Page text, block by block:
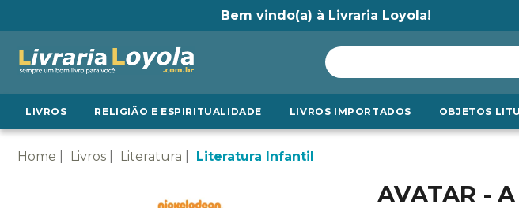
Bem vindo(a) à Livraria Loyola!
LIVROS RELIGIÃO E ESPIRITUALIDADE LIVROS IMPORTADOS OBJETOS
Home Livros Literatura Literatura Infantil
AVATAR -